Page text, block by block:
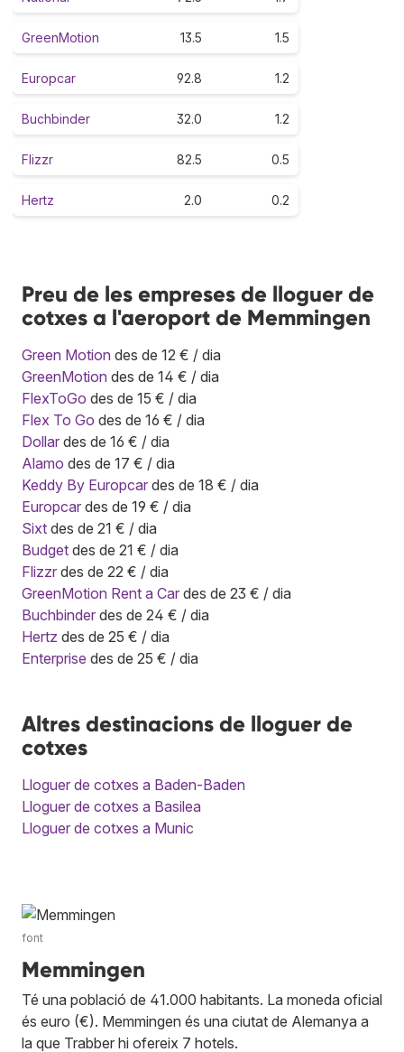
GreenMotion 13.5 1.5
Europcar 92.8 1.2
Buchbinder 32.0 1.2
Flizzr 82.5 0.5
Hertz 2.0 0.2
Preu de les empreses de lloguer de
cotxes a l'aeroport de Memmingen
Green Motion des de 12 € / dia
GreenMotion des de 14 € / dia
FlexToGo des de 15 € / dia
Flex To Go des de 16 € / dia
Dollar des de 16 € / dia
Alamo des de 17 € / dia
Keddy By Europcar des de 18 € / dia
Europcar des de 19 € / dia
Sixt des de 21 € / dia
Budget des de 21 € / dia
Flizzr des de 22 € / dia
GreenMotion Rent a Car des de 23 € / dia
Buchbinder des de 24 € / dia
Hertz des de 25 € / dia
Enterprise des de 25 € / dia
Altres destinacions de lloguer de
cotxes
Lloguer de cotxes a Baden-Baden
Lloguer de cotxes a Basilea
Lloguer de cotxes a Munic
font
Memmingen
Té una població de 41.000 habitants. La moneda oficial
és euro (€). Memmingen és una ciutat de Alemanya a
la que Trabber hi ofereix 7 hotels.